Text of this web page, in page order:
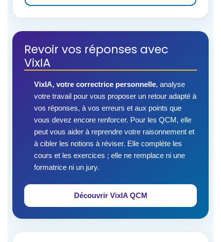
Revoir vos réponses avec
VixIA
VixIA, votre correctrice personnelle, analyse
votre travail pour vous proposer un retour adapté à
vos réponses, à vos erreurs et aux points que
vous devez encore renforcer. Pour les QCM, elle
peut vous aider à reprendre votre raisonnement et
à cibler les notions à réviser. Elle complète les
cours et les exercices ; elle ne remplace ni une
formatrice ni un jury.
Découvrir VixIA QCM